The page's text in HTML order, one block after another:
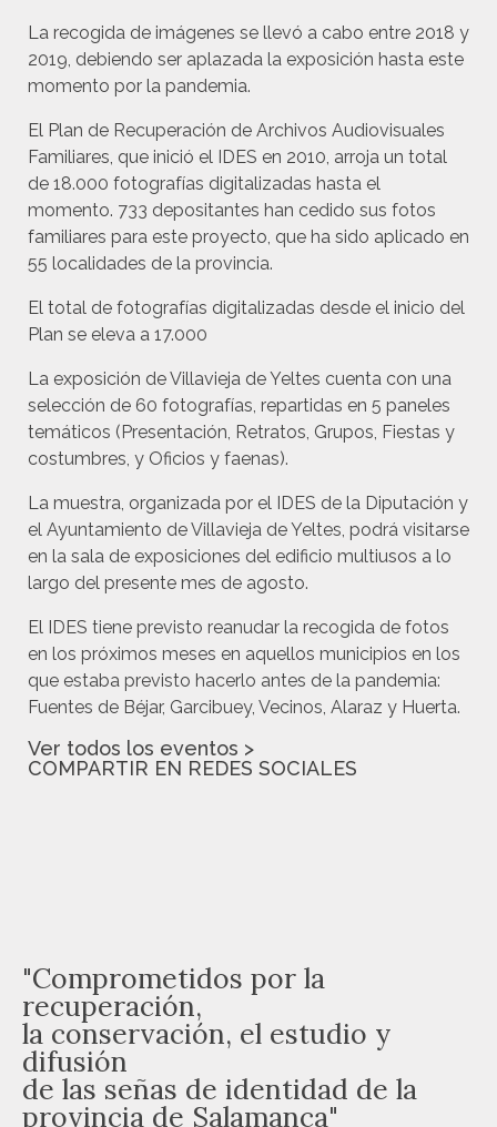
La recogida de imágenes se llevó a cabo entre 2018 y
2019, debiendo ser aplazada la exposición hasta este
momento por la pandemia.
El Plan de Recuperación de Archivos Audiovisuales
Familiares, que inició el IDES en 2010, arroja un total
de 18.000 fotografías digitalizadas hasta el
momento. 733 depositantes han cedido sus fotos
familiares para este proyecto, que ha sido aplicado en
55 localidades de la provincia.
El total de fotografías digitalizadas desde el inicio del
Plan se eleva a 17.000
La exposición de Villavieja de Yeltes cuenta con una
selección de 60 fotografías, repartidas en 5 paneles
temáticos (Presentación, Retratos, Grupos, Fiestas y
costumbres, y Oficios y faenas).
La muestra, organizada por el IDES de la Diputación y
el Ayuntamiento de Villavieja de Yeltes, podrá visitarse
en la sala de exposiciones del edificio multiusos a lo
largo del presente mes de agosto.
El IDES tiene previsto reanudar la recogida de fotos
en los próximos meses en aquellos municipios en los
que estaba previsto hacerlo antes de la pandemia:
Fuentes de Béjar, Garcibuey, Vecinos, Alaraz y Huerta.
Ver todos los eventos >
COMPARTIR EN REDES SOCIALES
"Comprometidos por la
recuperación,
la conservación, el estudio y
difusión
de las señas de identidad de la
provincia de Salamanca"